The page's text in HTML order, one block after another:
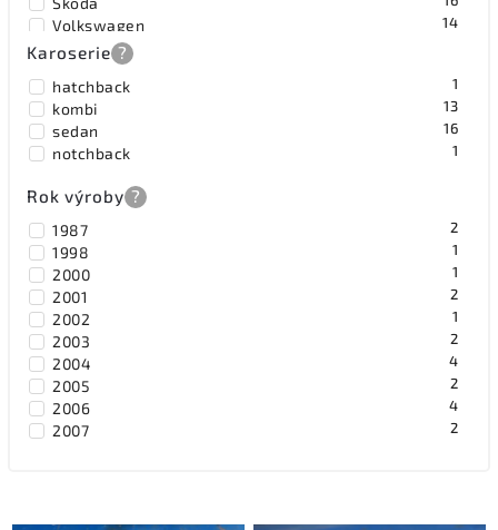
Volkswagen 14
Karoserie ?
hatchback 1
kombi 13
sedan 16
notchback 1
Rok výroby ?
1987 2
1998 1
2000 1
2001 2
2002 1
2003 2
2004 4
2005 2
2006 4
2007 2
2014